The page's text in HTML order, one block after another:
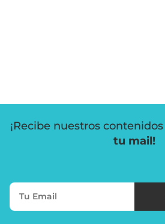
¡Recibe nuestros contenidos
tu mail!